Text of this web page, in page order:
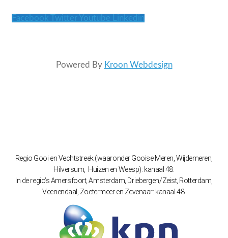
Facebook Twitter Youtube Linkedin
Powered By Kroon Webdesign
Regio Gooi en Vechtstreek (waaronder Gooise Meren, Wijdemeren,
Hilversum, Huizen en Weesp): kanaal 48.
In de regio’s Amersfoort, Amsterdam, Driebergen/Zeist, Rotterdam,
Veenendaal, Zoetermeer en Zevenaar: kanaal 48.